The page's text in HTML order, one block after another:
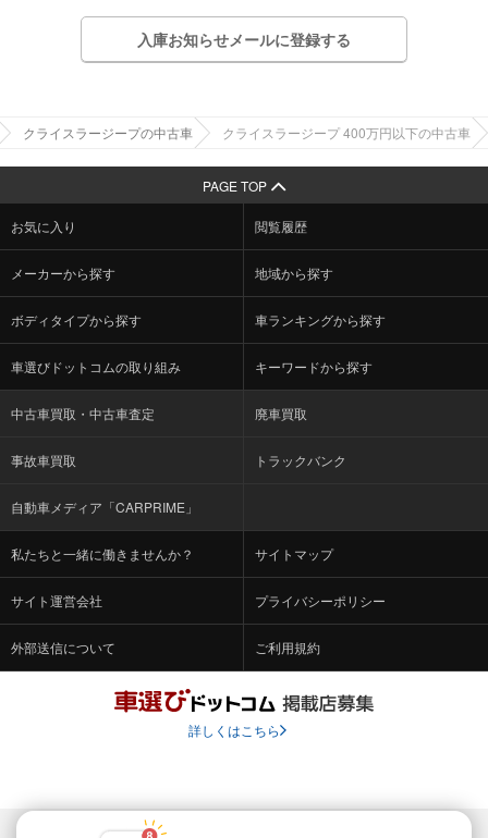
入庫お知らせメールに登録する
クライスラージープの中古車 クライスラージープ 400万円以下の中古車
PAGE TOP
お気に入り 閲覧履歴
メーカーから探す 地域から探す
ボディタイプから探す 車ランキングから探す
車選びドットコムの取り組み キーワードから探す
中古車買取・中古車査定 廃車買取
事故車買取 トラックバンク
自動車メディア「CARPRIME」
私たちと一緒に働きませんか？ サイトマップ
サイト運営会社 プライバシーポリシー
外部送信について ご利用規約
詳しくはこちら
© Fabrica Communications Co., LTD.